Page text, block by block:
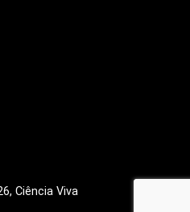
Ciência Viva